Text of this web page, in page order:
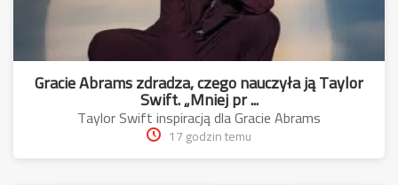
Gracie Abrams zdradza, czego nauczyła ją Taylor
Swift. „Mniej pr ...
Taylor Swift inspiracją dla Gracie Abrams
17 godzin temu